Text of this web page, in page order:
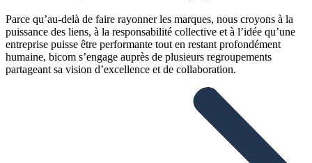
Parce qu’au-delà de faire rayonner les marques, nous croyons à la
puissance des liens, à la responsabilité collective et à l’idée qu’une
entreprise puisse être performante tout en restant profondément
humaine, bicom s’engage auprès de plusieurs regroupements
partageant sa vision d’excellence et de collaboration.